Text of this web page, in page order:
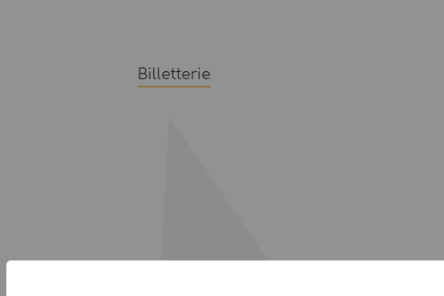
Billetterie